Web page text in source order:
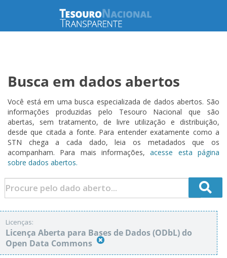
Busca em dados abertos
Você está em uma busca especializada de dados abertos. São
informações produzidas pelo Tesouro Nacional que são
abertas, sem tratamento, de livre utilização e distribuição,
desde que citada a fonte. Para entender exatamente como a
STN chega a cada dado, leia os metadados que os
acompanham. Para mais informações,acesse esta página
sobre dados abertos.
Licenças:
Licença Aberta para Bases de Dados (ODbL) do
Open Data Commons